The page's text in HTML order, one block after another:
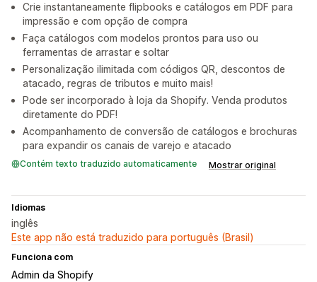
Crie instantaneamente flipbooks e catálogos em PDF para
impressão e com opção de compra
Faça catálogos com modelos prontos para uso ou
ferramentas de arrastar e soltar
Personalização ilimitada com códigos QR, descontos de
atacado, regras de tributos e muito mais!
Pode ser incorporado à loja da Shopify. Venda produtos
diretamente do PDF!
Acompanhamento de conversão de catálogos e brochuras
para expandir os canais de varejo e atacado
Contém texto traduzido automaticamente Mostrar original
Idiomas
inglês
Este app não está traduzido para português (Brasil)
Funciona com
Admin da Shopify